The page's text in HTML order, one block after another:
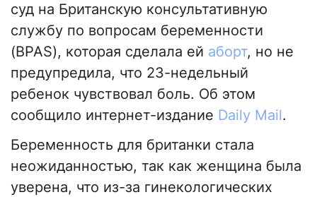
суд на Британскую консультативную
службу по вопросам беременности
(BPAS), которая сделала ей аборт, но не
предупредила, что 23-недельный
ребенок чувствовал боль. Об этом
сообщило интернет-издание Daily Mail.
Беременность для британки стала
неожиданностью, так как женщина была
уверена, что из-за гинекологических